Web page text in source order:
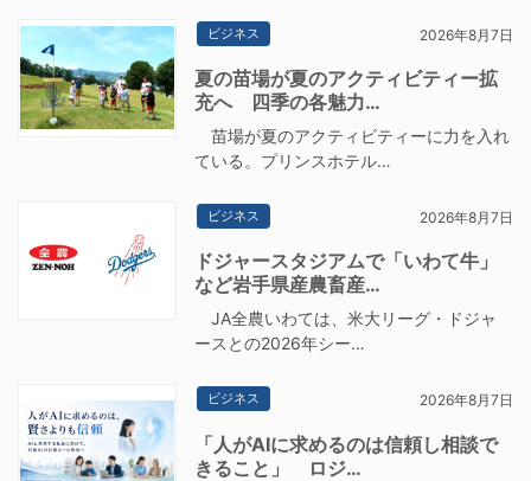
ビジネス 2026年8月7日
夏の苗場が夏のアクティビティー拡
充へ 四季の各魅力…
苗場が夏のアクティビティーに力を入れ
ている。プリンスホテル…
ビジネス 2026年8月7日
ドジャースタジアムで「いわて牛」
など岩手県産農畜産…
JA全農いわては、米大リーグ・ドジャ
ースとの2026年シー…
ビジネス 2026年8月7日
「人がAIに求めるのは信頼し相談で
きること」 ロジ…